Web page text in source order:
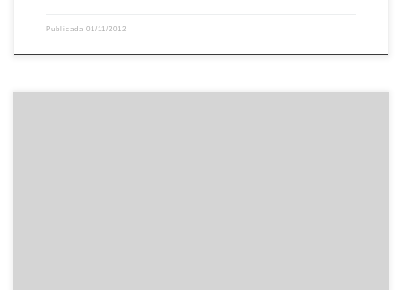
Publicada 01/11/2012